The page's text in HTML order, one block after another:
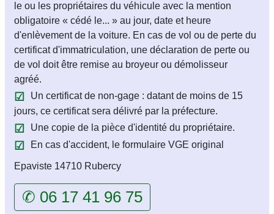
le ou les propriétaires du véhicule avec la mention
obligatoire « cédé le... » au jour, date et heure
d'enlèvement de la voiture. En cas de vol ou de perte du
certificat d'immatriculation, une déclaration de perte ou
de vol doit être remise au broyeur ou démolisseur
agréé.
Un certificat de non-gage : datant de moins de 15
jours, ce certificat sera délivré par la préfecture.
Une copie de la pièce d'identité du propriétaire.
En cas d'accident, le formulaire VGE original
Epaviste 14710 Rubercy
✆ 06 17 41 96 75